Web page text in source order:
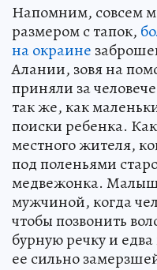
Напомним, совсем
размером с тапок,
на окраине
Алании, зовя на
приняли за
так же, как
поиски ребенка.
местного жителя,
под поленьями
медвежонка.
мужчиной, когда
чтобы позвонить
бурную речку и
ее сильно